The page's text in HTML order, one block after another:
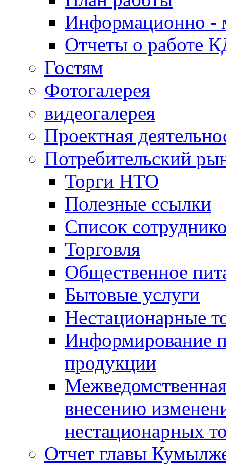
Информационно -
Отчеты о работе
Гостям
Фотогалерея
видеогалерея
Проектная
Потребительский
Торги НТО
Полезные ссылки
Список
Торговля
Общественное
Бытовые услуги
Нестационарные
Информирование
продукции
внесению
нестационарных
Отчет главы